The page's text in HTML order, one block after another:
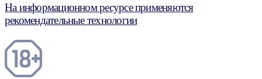
На информационном ресурсе применяются
рекомендательные технологии